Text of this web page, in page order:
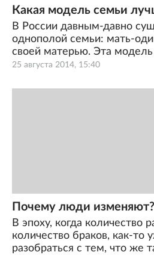
25 августа 2014, 15:40
Какая модель семьи
В России давным-давно
однополой семьи: мать-
своей матерью. Эта модель
Почему люди изменяют?
В эпоху, когда количество
количество браков, как-то
разобраться с тем, что же